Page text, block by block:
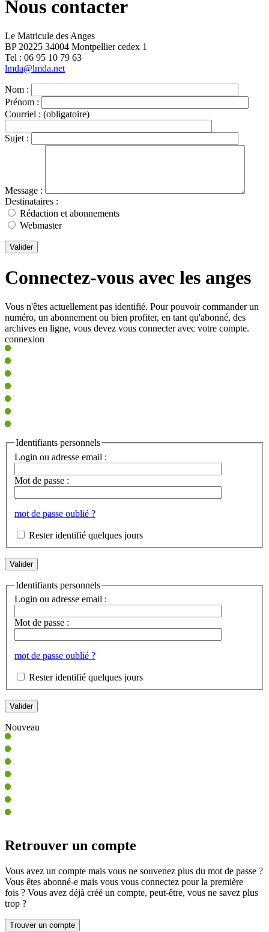
Nous contacter
Le Matricule des Anges
BP 20225 34004 Montpellier cedex 1
Tel : ‭06 95 10 79 63
lmda@lmda.net
Nom :
Prénom :
Courriel : (obligatoire)
Sujet :
Message :
Destinataires :
Rédaction et abonnements
Webmaster
Valider
Connectez-vous avec les anges
Vous n'êtes actuellement pas identifié. Pour pouvoir commander un
numéro, un abonnement ou bien profiter, en tant qu'abonné, des
archives en ligne, vous devez vous connecter avec votre compte.
connexion
Identifiants personnels
Login ou adresse email :
Mot de passe :
mot de passe oublié ?
Rester identifié quelques jours
Identifiants personnels
Login ou adresse email :
Mot de passe :
mot de passe oublié ?
Rester identifié quelques jours
Nouveau
Retrouver un compte
Vous avez un compte mais vous ne souvenez plus du mot de passe ?
Vous êtes abonné-e mais vous vous connectez pour la première
fois ? Vous avez déjà créé un compte, peut-être, vous ne savez plus
trop ?